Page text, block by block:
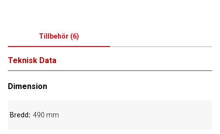
Tillbehör (6)
Teknisk Data
Dimension
Bredd 490 mm